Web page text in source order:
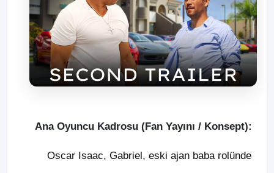
Ana Oyuncu Kadrosu (Fan Yayını / Konsept):
Oscar Isaac, Gabriel, eski ajan baba rolünde